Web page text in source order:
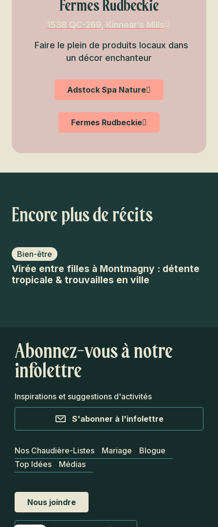
Fermes Rudbeckie
1538 QC-269, Kinnear’s Mills
Faire le plein de produits locaux dans
un décor enchanteur
Adstock Spa Nature
Fermes Rudbeckie
Encore plus de récits
Bien-être
Virée entre filles à Montmagny : détente
tropicale & trouvailles en ville
Abonnez-vous à notre
infolettre
Inspirations et suggestions d'activités
S'abonner à l'infolettre
Nous joindre
Nos Chaudière-Listes Mariage
Blogue
Top Idées
Médias